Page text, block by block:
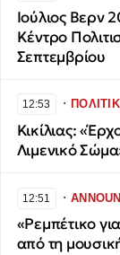
Ιούλιος Βερν
Κέντρο
Σεπτεμβρίου
12:53 ∙
Κικίλιας:
Λιμενικό
12:51 ∙
«Ρεμπέτικο
από τη